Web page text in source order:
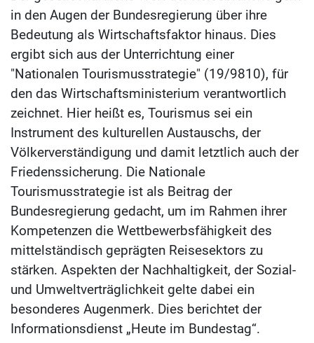
in den Augen der Bundesregierung über ihre
Bedeutung als Wirtschaftsfaktor hinaus. Dies
ergibt sich aus der Unterrichtung einer
"Nationalen Tourismusstrategie" (19/9810), für
den das Wirtschaftsministerium verantwortlich
zeichnet. Hier heißt es, Tourismus sei ein
Instrument des kulturellen Austauschs, der
Völkerverständigung und damit letztlich auch der
Friedenssicherung. Die Nationale
Tourismusstrategie ist als Beitrag der
Bundesregierung gedacht, um im Rahmen ihrer
Kompetenzen die Wettbewerbsfähigkeit des
mittelständisch geprägten Reisesektors zu
stärken. Aspekten der Nachhaltigkeit, der Sozial-
und Umweltverträglichkeit gelte dabei ein
besonderes Augenmerk. Dies berichtet der
Informationsdienst „Heute im Bundestag“.